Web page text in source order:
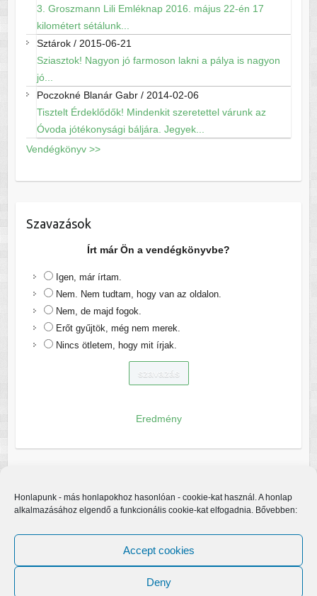
Honlapunk - más honlapokhoz hasonlóan - cookie-kat használ. A honlap
alkalmazásához elgendő a funkcionális cookie-kat elfogadnia. Bővebben:
Accept cookies
Deny
3. Groszmann Lili Emléknap 2016. május 22-én 17
kilométert sétálunk...
Sztárok/ 2015-06-21
Sziasztok! Nagyon jó farmoson lakni a pálya is nagyon
jó...
Poczokné Blanár Gabr/ 2014-02-06
Tisztelt Érdeklődők! Mindenkit szeretettel várunk az
Óvoda jótékonysági báljára. Jegyek...
Vendégkönyv >>
Szavazások
Írt már Ön a vendégkönyvbe?
Igen, már írtam.
Nem. Nem tudtam, hogy van az oldalon.
Nem, de majd fogok.
Erőt gyűjtök, még nem merek.
Nincs ötletem, hogy mit írjak.
Eredmény